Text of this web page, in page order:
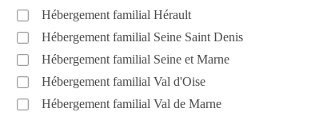
Hébergement familial Hérault
Hébergement familial Seine Saint Denis
Hébergement familial Seine et Marne
Hébergement familial Val d'Oise
Hébergement familial Val de Marne